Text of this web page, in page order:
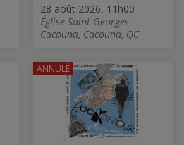
28 août 2026, 11h00
Église Saint-Georges
Cacouna, Cacouna, QC
ANNULÉ